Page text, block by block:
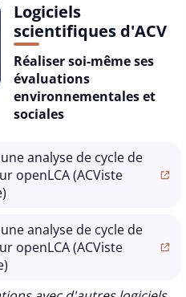
Logiciels
scientifiques d'ACV
Réaliser soi-même ses
évaluations
environnementales et
sociales
analyse de cycle de
openLCA (ACViste
analyse de cycle de
openLCA (ACViste